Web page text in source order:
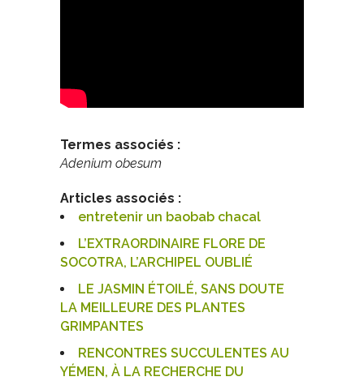
Termes associés :
Adenium obesum
Articles associés :
entretenir un baobab chacal
L’EXTRAORDINAIRE FLORE DE
SOCOTRA, L’ARCHIPEL OUBLIÉ
LE JASMIN ÉTOILÉ, SANS DOUTE
LA MEILLEURE DES PLANTES
GRIMPANTES
RENCONTRES SUCCULENTES AU
YÉMEN, À LA RECHERCHE DU